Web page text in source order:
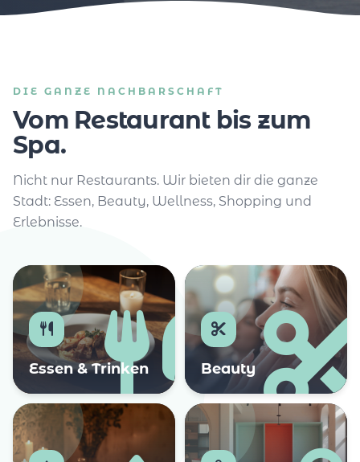
DIE GANZE NACHBARSCHAFT
Vom Restaurant bis zum
Spa.
Nicht nur Restaurants. Wir bieten dir die ganze
Stadt: Essen, Beauty, Wellness, Shopping und
Erlebnisse.
Essen & Trinken Beauty